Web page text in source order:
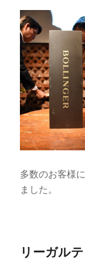
多数のお客様
ました。
リーガル